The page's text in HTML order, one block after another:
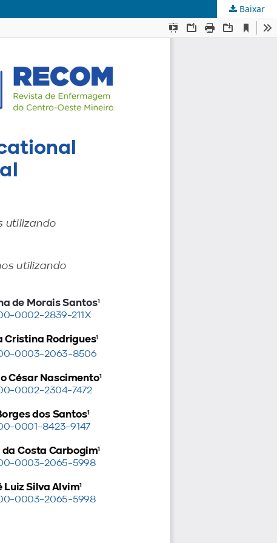
Baixar